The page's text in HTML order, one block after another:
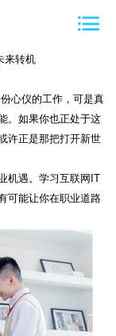
来转机
心仪的工作，可是真
。如果你也正处于这
许正是那把打开新世
机遇。学习互联网IT
可能让你在职业道路